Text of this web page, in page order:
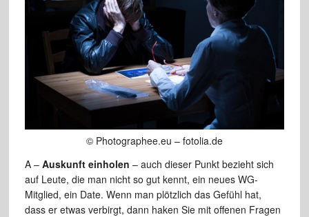
© Photographee.eu – fotolia.de
A – Auskunft einholen – auch dieser Punkt bezieht sich
auf Leute, die man nicht so gut kennt, ein neues WG-
Mitglied, ein Date. Wenn man plötzlich das Gefühl hat,
dass er etwas verbirgt, dann haken Sie mit offenen Fragen